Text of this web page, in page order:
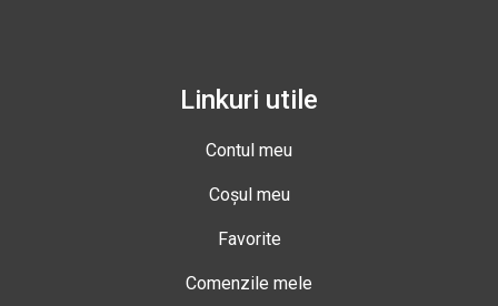
Linkuri utile
Contul meu
Coșul meu
Favorite
Comenzile mele